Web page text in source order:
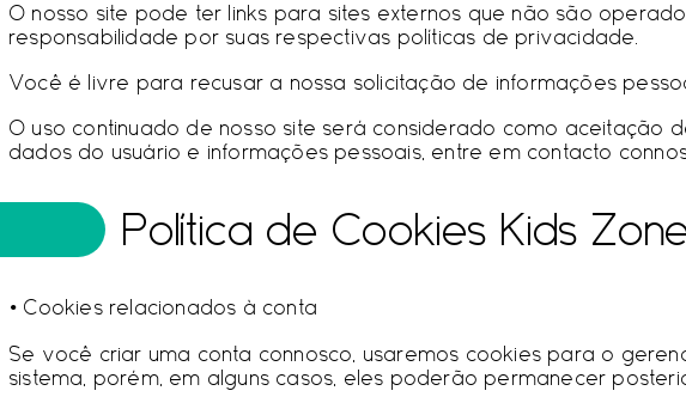
O nosso site pode ter links para sites externos que não são
responsabilidade por suas respectivas políticas de privacidade.
Você é livre para recusar a nossa solicitação de informações
O uso continuado de nosso site será considerado como
dados do usuário e informações pessoais, entre em contacto
Política de Cookies Kids
• Cookies relacionados à conta
Se você criar uma conta connosco, usaremos cookies para o
sistema, porém, em alguns casos, eles poderão permanecer